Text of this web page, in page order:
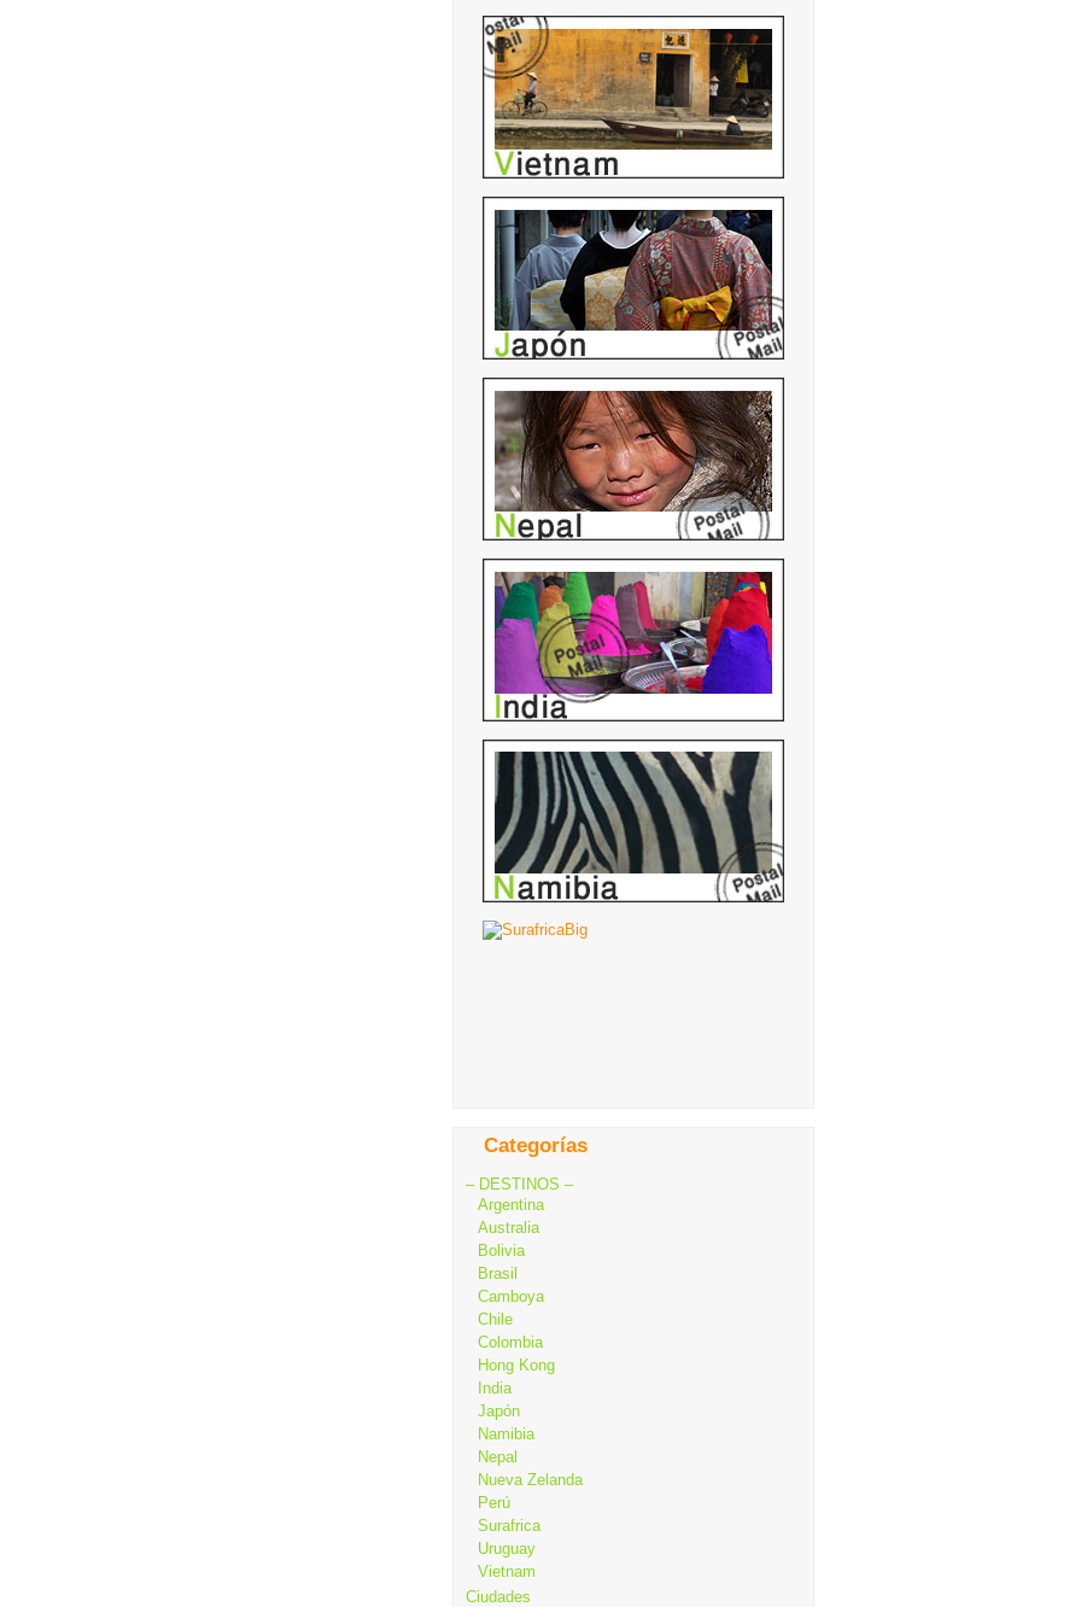
Categorías
– DESTINOS –
Argentina
Australia
Bolivia
Brasil
Camboya
Chile
Colombia
Hong Kong
India
Japón
Namibia
Nepal
Nueva Zelanda
Perú
Surafrica
Uruguay
Vietnam
Ciudades